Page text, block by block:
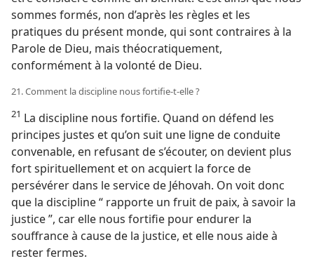
sommes formés, non d’après les règles et les
pratiques du présent monde, qui sont contraires à la
Parole de Dieu, mais théocratiquement,
conformément à la volonté de Dieu.
21. Comment la discipline nous fortifie-​t-​elle ?
21 La discipline nous fortifie. Quand on défend les
principes justes et qu’on suit une ligne de conduite
convenable, en refusant de s’écouter, on devient plus
fort spirituellement et on acquiert la force de
persévérer dans le service de Jéhovah. On voit donc
que la discipline “ rapporte un fruit de paix, à savoir la
justice ”, car elle nous fortifie pour endurer la
souffrance à cause de la justice, et elle nous aide à
rester fermes.